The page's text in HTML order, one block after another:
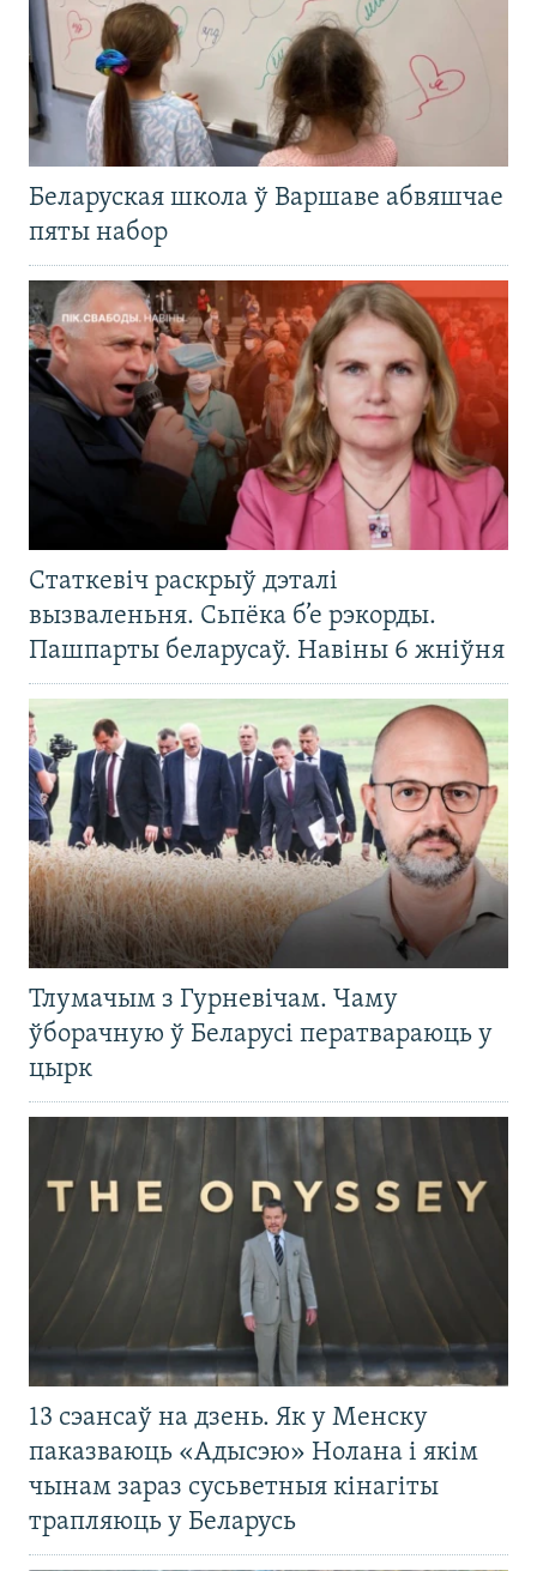
Беларуская школа ў Варшаве абвяшчае
пяты набор
Статкевіч раскрыў дэталі
вызваленьня. Сьпёка б’е рэкорды.
Пашпарты беларусаў. Навіны 6 жніўня
Тлумачым з Гурневічам. Чаму
ўборачную ў Беларусі ператвараюць у
цырк
13 сэансаў на дзень. Як у Менску
паказваюць «Адысэю» Нолана і якім
чынам зараз сусьветныя кінагіты
трапляюць у Беларусь